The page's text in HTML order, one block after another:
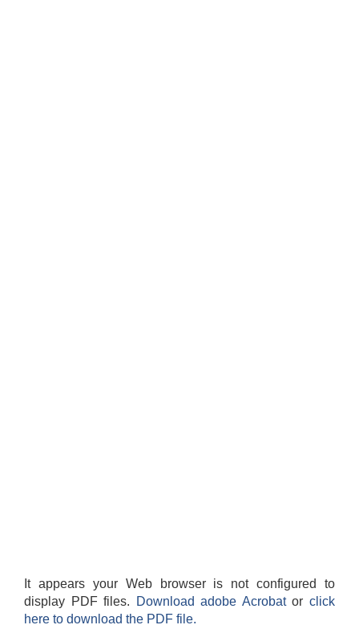
It appears your Web browser is not configured to
display PDF files.
Download adobe Acrobatorclick
here to download the PDF file.